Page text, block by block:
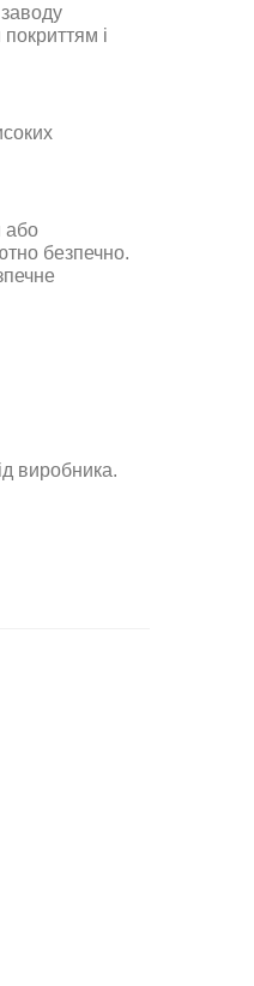
і
або
безпечно.
виробника.